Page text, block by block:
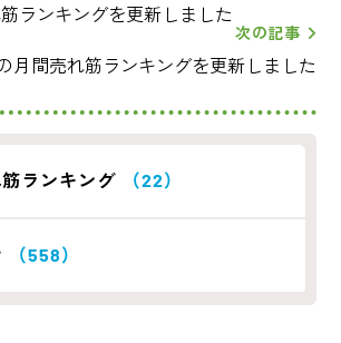
ランキングを更新しました
次の記事
月間売れ筋ランキングを更新しました
ランキング （22）
（558）